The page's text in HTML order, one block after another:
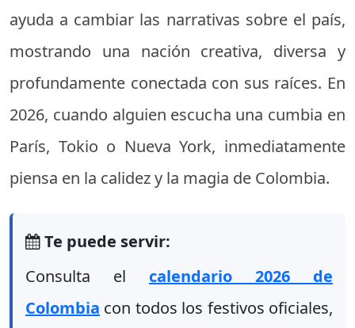
ayuda a cambiar las narrativas sobre el país,
mostrando una nación creativa, diversa y
profundamente conectada con sus raíces. En
2026, cuando alguien escucha una cumbia en
París, Tokio o Nueva York, inmediatamente
piensa en la calidez y la magia de Colombia.
Te puede servir:
Consulta el calendario 2026 de
Colombia con todos los festivos oficiales,